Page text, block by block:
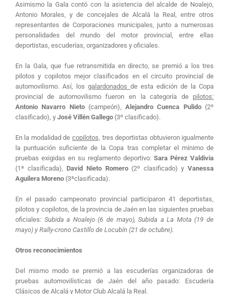
Asimismo la Gala contó con la asistencia del alcalde de Noalejo,
Antonio Morales, y de concejales de Alcalá la Real, entre otros
representantes de Corporaciones municipales, junto a numerosas
personalidades del mundo del motor provincial, entre ellas
deportistas, escuderías, organizadores y oficiales.
En la Gala, que fue retransmitida en directo, se premió a los tres
pilotos y copilotos mejor clasificados en el circuito provincial de
automovilismo. Así, los galardonadosde esta edición de la Copa
provincial de automovilismo fueron en la categoría de pilotos:
Antonio Navarro Nieto(campeón),Alejandro Cuenca Pulido(2º
clasificado), y José Villén Gallego(3º clasificado).
En la modalidad de copilotos, tres deportistas obtuvieron igualmente
la puntuación suficiente de la Copa tras completar el mínimo de
pruebas exigidas en su reglamento deportivo: Sara Pérez Valdivia
(1ª clasificada),David Nieto Romero(2º clasificado) yVanessa
Aguilera Moreno(3ªclasificada).
En el pasado campeonato provincial participaron 41 deportistas,
pilotos y copilotos, de la provincia de Jaén en las siguientes pruebas
oficiales: Subida a Noalejo (6 de mayo), Subida a La Mota (19 de
mayo) y Rally-crono Castillo de Locubín (21 de octubre).
Otros reconocimientos
Del mismo modo se premió a las escuderías organizadoras de
pruebas automovilísticas de Jaén del año pasado: Escudería
Clásicos de Alcalá y Motor Club Alcalá la Real.